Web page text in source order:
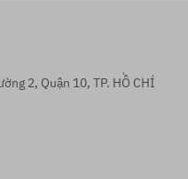
2, Quận 10, TP. HỒ CHÍ